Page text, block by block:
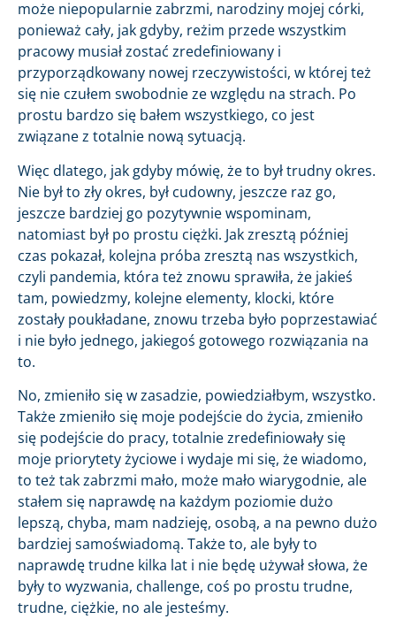
może niepopularnie zabrzmi, narodziny mojej córki,
ponieważ cały, jak gdyby, reżim przede wszystkim
pracowy musiał zostać zredefiniowany i
przyporządkowany nowej rzeczywistości, w której też
się nie czułem swobodnie ze względu na strach. Po
prostu bardzo się bałem wszystkiego, co jest
związane z totalnie nową sytuacją.
Więc dlatego, jak gdyby mówię, że to był trudny okres.
Nie był to zły okres, był cudowny, jeszcze raz go,
jeszcze bardziej go pozytywnie wspominam,
natomiast był po prostu ciężki. Jak zresztą później
czas pokazał, kolejna próba zresztą nas wszystkich,
czyli pandemia, która też znowu sprawiła, że jakieś
tam, powiedzmy, kolejne elementy, klocki, które
zostały poukładane, znowu trzeba było poprzestawiać
i nie było jednego, jakiegoś gotowego rozwiązania na
to.
No, zmieniło się w zasadzie, powiedziałbym, wszystko.
Także zmieniło się moje podejście do życia, zmieniło
się podejście do pracy, totalnie zredefiniowały się
moje priorytety życiowe i wydaje mi się, że wiadomo,
to też tak zabrzmi mało, może mało wiarygodnie, ale
stałem się naprawdę na każdym poziomie dużo
lepszą, chyba, mam nadzieję, osobą, a na pewno dużo
bardziej samoświadomą. Także to, ale były to
naprawdę trudne kilka lat i nie będę używał słowa, że
były to wyzwania, challenge, coś po prostu trudne,
trudne, ciężkie, no ale jesteśmy.